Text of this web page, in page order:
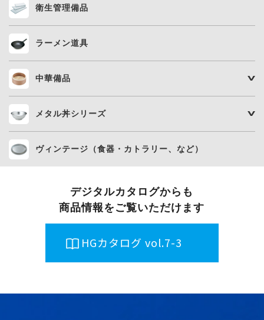
衛生管理備品
ラーメン道具
中華備品
メタル丼シリーズ
ヴィンテージ（食器・カトラリー、など）
デジタルカタログからも
商品情報をご覧いただけます
HGカタログ vol.7-3